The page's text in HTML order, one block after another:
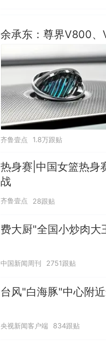
余承东：尊界V800
齐鲁壹点 1.8万跟贴
热身赛|中国女篮热身
战
齐鲁壹点 28跟贴
费大厨"全国小炒肉大
中国新闻周刊 2751跟贴
台风"白海豚"中心附
央视新闻客户端 834跟贴